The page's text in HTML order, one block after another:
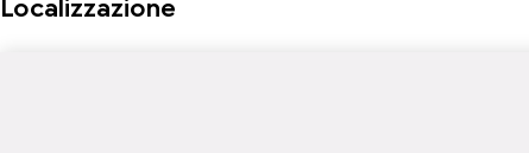
Localizzazione